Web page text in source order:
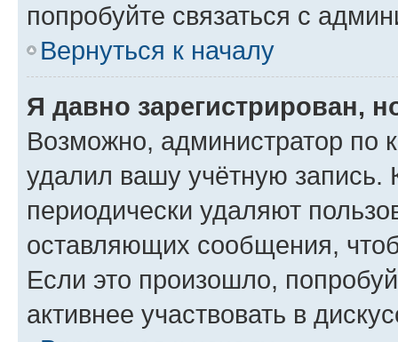
попробуйте связаться с
Вернуться к началу
Я давно зарегистрирован,
Возможно, администратор по
удалил вашу учётную запись.
периодически удаляют
оставляющих сообщения,
Если это произошло,
активнее участвовать в